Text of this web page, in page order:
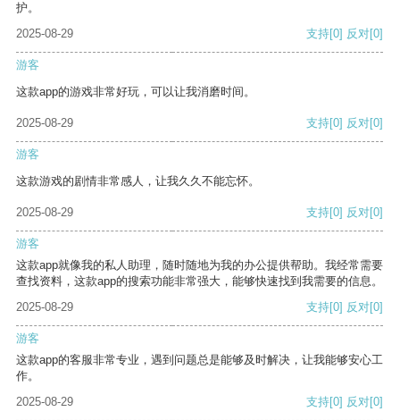
护。
2025-08-29
支持[0] 反对[0]
游客
这款app的游戏非常好玩，可以让我消磨时间。
2025-08-29 支持[0] 反对[0]
游客
这款游戏的剧情非常感人，让我久久不能忘怀。
2025-08-29 支持[0] 反对[0]
游客
这款app就像我的私人助理，随时随地为我的办公提供帮助。我经常需要
查找资料，这款app的搜索功能非常强大，能够快速找到我需要的信息。
2025-08-29
支持[0] 反对[0]
游客
这款app的客服非常专业，遇到问题总是能够及时解决，让我能够安心工
作。
2025-08-29
支持[0] 反对[0]